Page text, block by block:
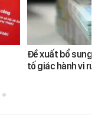
Đề xuất bổ
tố giác hành vi